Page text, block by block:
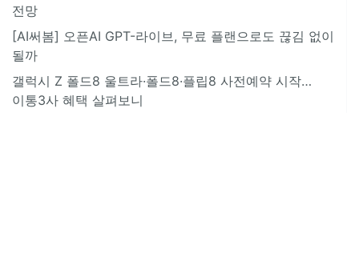
전망
[AI써봄] 오픈AI GPT-라이브, 무료 플랜으로도 끊김 없이
될까
갤럭시 Z 폴드8 울트라·폴드8·플립8 사전예약 시작…
이통3사 혜택 살펴보니